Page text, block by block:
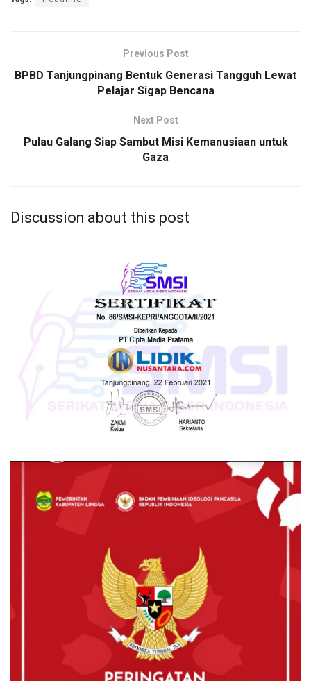
Previous Post
BPBD Tanjungpinang Bentuk Generasi Tangguh Lewat
Pelajar Sigap Bencana
Next Post
Pulau Galang Siap Sambut Misi Kemanusiaan untuk
Gaza
Discussion about this post